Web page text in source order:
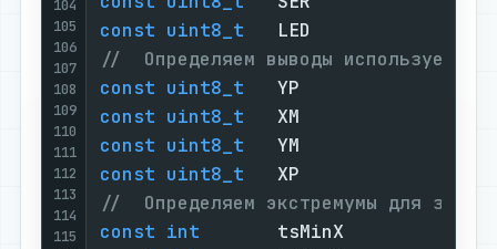
104
105
106
107
108
109
110
111
112
113
114
115
const uint8_t
LED
//  Определяем выводы используемые
const uint8_t
YP
const uint8_t
XM
const uint8_t
YM
const uint8_t
XP
//  Определяем экстремумы для
const int
tsMinX